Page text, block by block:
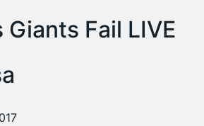
Giants Fail LIVE